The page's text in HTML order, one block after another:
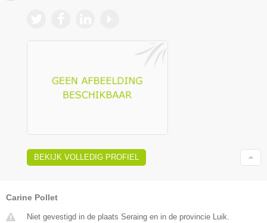
BEKIJK VOLLEDIG PROFIEL
Carine Pollet
Niet gevestigd in de plaats Seraing en in de provincie Luik.